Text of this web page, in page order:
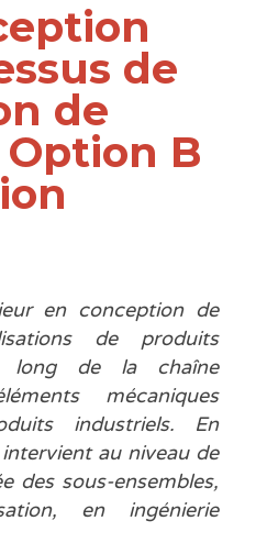
de
de
B
en conception de
de produits
long de la chaîne
mécaniques
industriels. En
au niveau de
des sous-ensembles,
en ingénierie